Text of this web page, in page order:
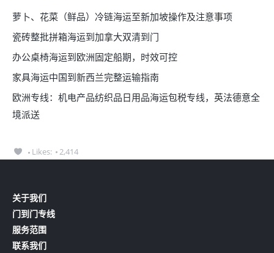
萝卜、花菜（鲜品）冷链海运至新加坡操作及注意事项
瓷砖整批拼箱海运到加拿大双清到门
办公桌椅海运到欧洲固定船期，时效可控
家具海运中国到新西兰完整运输指南
欧洲专线：机电产品纺织品日用品海运包税专线，英法德意全
境派送
Likes: 2,414
关于我们
门到门专线
服务范围
联系我们